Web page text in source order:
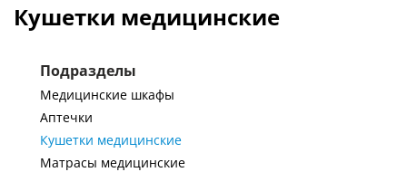
Кушетки медицинские
Подразделы
Медицинские шкафы
Аптечки
Кушетки медицинские
Матрасы медицинские